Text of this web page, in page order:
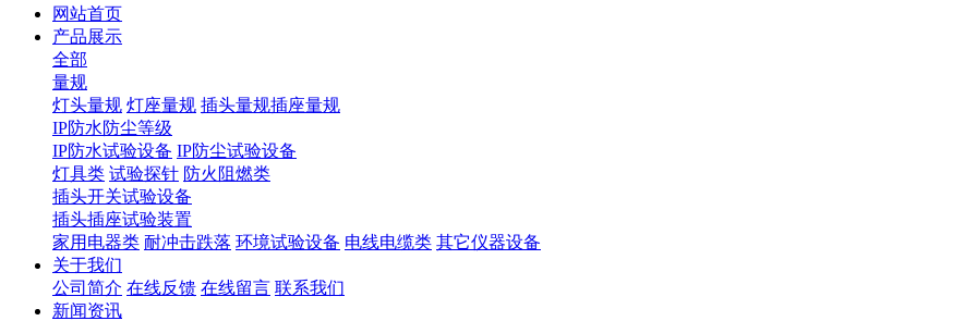
网站首页
产品展示
全部
量规
灯头量规 灯座量规 插头量规插座量规
IP防水防尘等级
IP防水试验设备 IP防尘试验设备
灯具类 试验探针 防火阻燃类
插头开关试验设备
插头插座试验装置
家用电器类 耐冲击跌落 环境试验设备 电线电缆类 其它仪器设备
关于我们
公司简介 在线反馈 在线留言 联系我们
新闻资讯